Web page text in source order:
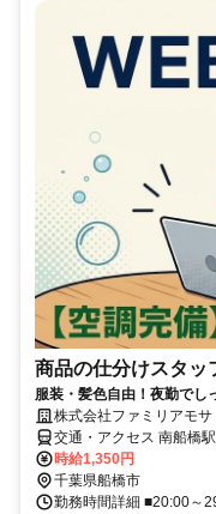
商品の仕分けスタッ
服装・髪色自由！夜勤で
株式会社ファミリアモ
交通・アクセス 南船橋
時給1,350円
千葉県船橋市
勤務時間詳細 ■20:00～